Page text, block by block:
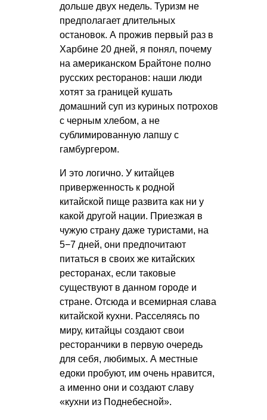
дольше двух недель. Туризм не
предполагает длительных
остановок. А прожив первый раз в
Харбине 20 дней, я понял, почему
на американском Брайтоне полно
русских ресторанов: наши люди
хотят за границей кушать
домашний суп из куриных потрохов
с черным хлебом, а не
сублимированную лапшу с
гамбургером.
И это логично. У китайцев
приверженность к родной
китайской пище развита как ни у
какой другой нации. Приезжая в
чужую страну даже туристами, на
5−7 дней, они предпочитают
питаться в своих же китайских
ресторанах, если таковые
существуют в данном городе и
стране. Отсюда и всемирная слава
китайской кухни. Расселяясь по
миру, китайцы создают свои
ресторанчики в первую очередь
для себя, любимых. А местные
едоки пробуют, им очень нравится,
а именно они и создают славу
«кухни из Поднебесной».